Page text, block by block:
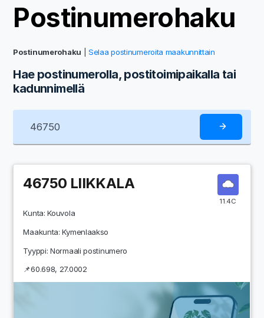
Postinumerohaku
Postinumerohaku |Selaa postinumeroita maakunnittain
Hae postinumerolla, postitoimipaikalla tai
kadunnimellä
11.4C
46750 LIIKKALA
Kunta:Kouvola
Maakunta:Kymenlaakso
Tyyppi: Normaali postinumero
📌60.698, 27.0002